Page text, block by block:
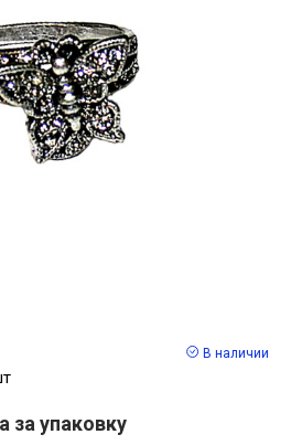
В наличии
за упаковку